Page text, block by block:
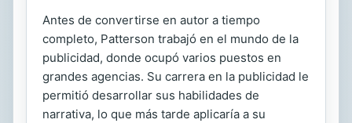
Antes de convertirse en autor a tiempo
completo, Patterson trabajó en el mundo de la
publicidad, donde ocupó varios puestos en
grandes agencias. Su carrera en la publicidad le
permitió desarrollar sus habilidades de
narrativa, lo que más tarde aplicaría a su